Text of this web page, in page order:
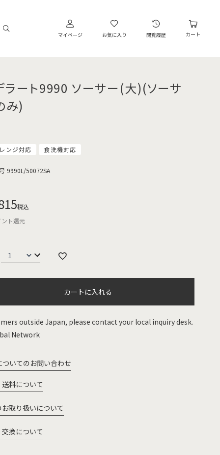
マイページ お気に入り 閲覧履歴 カート
ラート9990 ソーサー(大)(ソーサ
み)
ンジ対応 食洗機対応
9990L/50072SA
税込
ト還元
カートに入れる
outside Japan, please contact your local inquiry desk.
Network
ついてのお問い合わせ
料について
お取り扱いについて
換について